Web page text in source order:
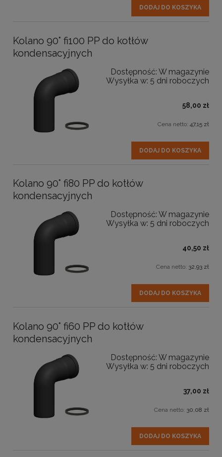
DODAJ DO KOSZYKA
Kolano 90° fi100 PP do kotłów
kondensacyjnych
Dostępność: W magazynie
Wysyłka w: 5 dni roboczych
58,00 zł
Cena netto: 47,15 zł
DODAJ DO KOSZYKA
Kolano 90° fi80 PP do kotłów
kondensacyjnych
Dostępność: W magazynie
Wysyłka w: 5 dni roboczych
40,50 zł
Cena netto: 32,93 zł
DODAJ DO KOSZYKA
Kolano 90° fi60 PP do kotłów
kondensacyjnych
Dostępność: W magazynie
Wysyłka w: 5 dni roboczych
37,00 zł
Cena netto: 30,08 zł
DODAJ DO KOSZYKA